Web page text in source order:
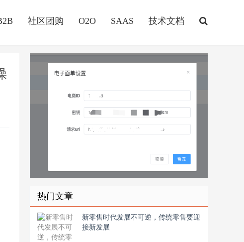
社区团购 O2O SAAS 技术文档
热门文章
新零售时代发展不可逆，传统零售要迎
接新发展